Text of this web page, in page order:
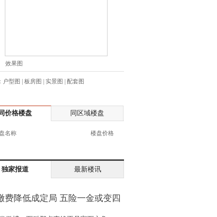
先生:150****0731
生:138****8083
士:186****7681
生:134****5158
生:159****7226
生:138****8967
士:135****3735
士:158****2390
士:138****2322
效果图
户型图 | 板房图 | 实景图 | 配套图
同价格楼盘 同区域楼盘
名称 楼盘价格
独家报道 最新楼讯
费降低成定局 五险一金或变四